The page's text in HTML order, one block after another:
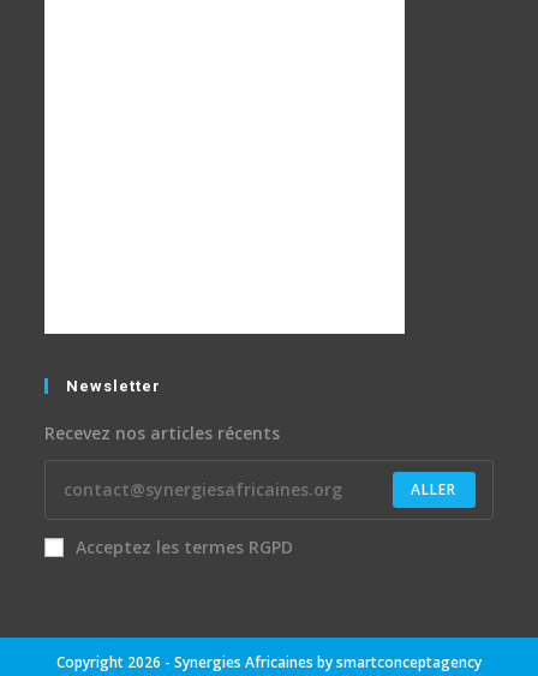
Newsletter
Recevez nos articles récents
ALLER
Acceptez les termes RGPD
Copyright 2026 - Synergies Africaines bysmartconceptagency